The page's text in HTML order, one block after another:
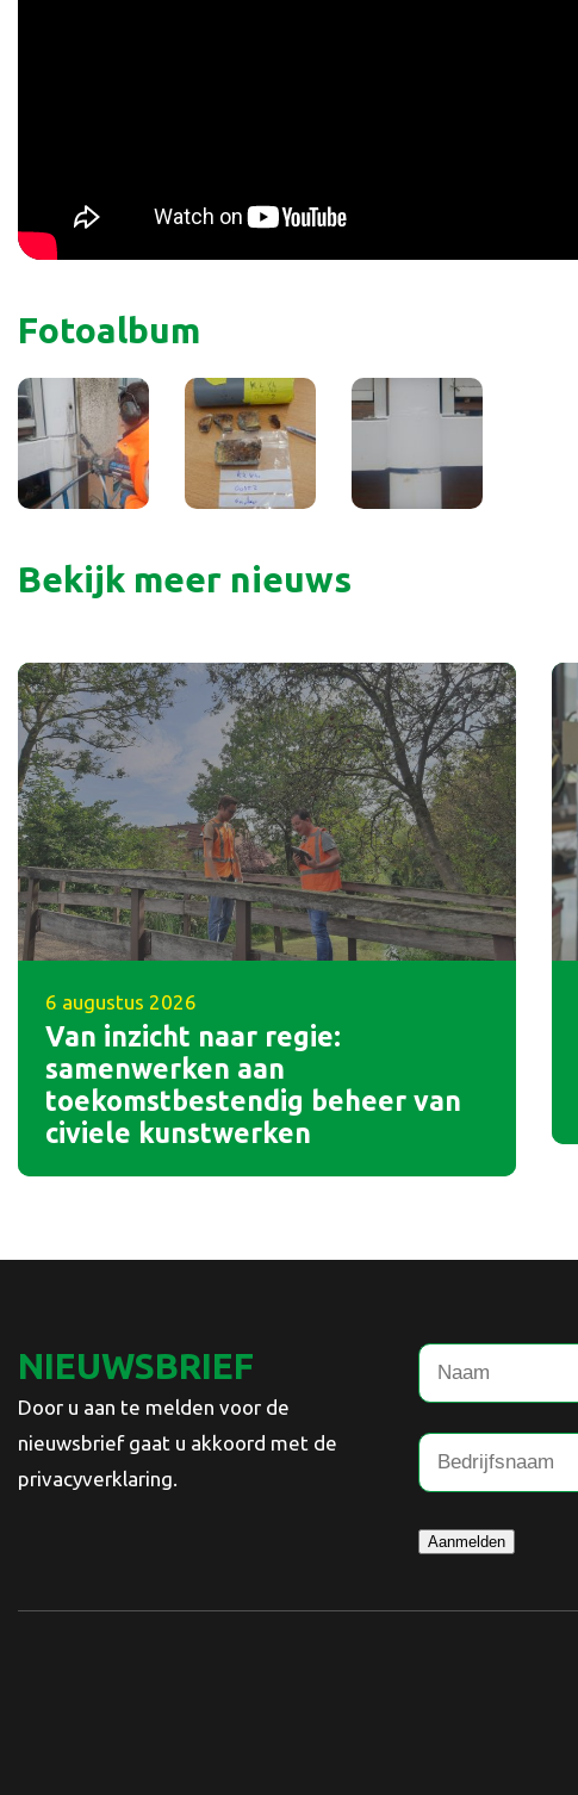
Fotoalbum
Bekijk meer nieuws
6 augustus 2026
Van inzicht naar regie:
samenwerken aan
toekomstbestendig beheer van
civiele kunstwerken
NIEUWSBRIEF
Door u aan te melden voor de
nieuwsbrief gaat u akkoord met de
privacyverklaring.
Aanmelden